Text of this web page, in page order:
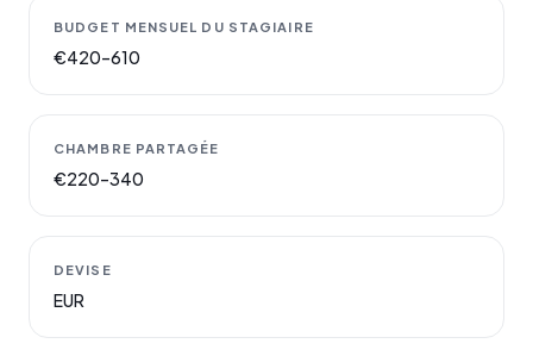
BUDGET MENSUEL DU STAGIAIRE
€420–610
CHAMBRE PARTAGÉE
€220–340
DEVISE
EUR